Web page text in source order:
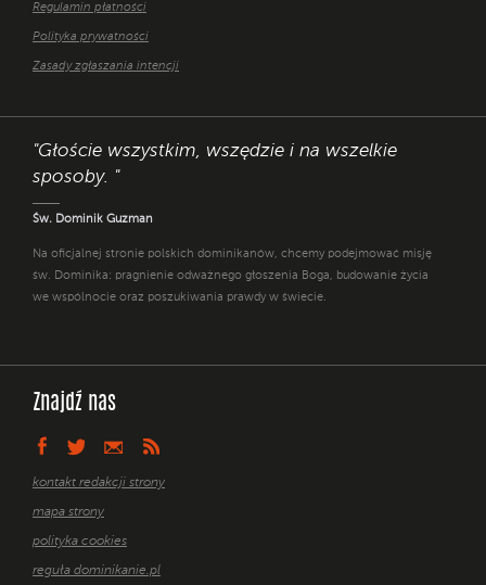
Regulamin płatności
Polityka prywatności
Zasady zgłaszania intencji
"Głoście wszystkim, wszędzie i na wszelkie
sposoby. "
Św. Dominik Guzman
Na oficjalnej stronie polskich dominikanów, chcemy podejmować misję
św. Dominika: pragnienie odważnego głoszenia Boga, budowanie życia
we wspólnocie oraz poszukiwania prawdy w świecie.
Znajdź nas
kontakt redakcji strony
mapa strony
polityka cookies
reguła dominikanie.pl